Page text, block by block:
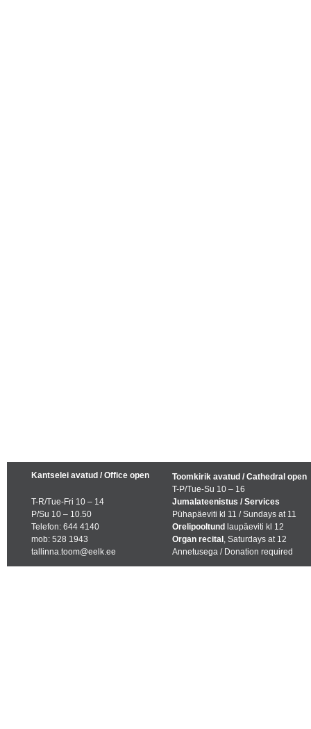
Kantselei avatud / Office open
T-R/Tue-Fri 10 – 14
P/Su 10 – 10.50
Telefon: 644 4140
mob: 528 1943
tallinna.toom@eelk.ee
Toomkirik avatud / Cathedral open
T-P/Tue-Su 10 – 16
Jumalateenistus / Services
Pühapäeviti kl 11 / Sundays at 11
Orelipooltund laupäeviti kl 12
Organ recital , Saturdays at 12
Annetusega / Donation required